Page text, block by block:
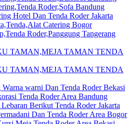
Roder,Sofa Bandung
Hotel Dan Tenda Roder Jakarta
Catering Bogor
Roder,Panggung Tangerang
TAMAN,MEJA TAMAN TENDA
TAMAN,MEJA TAMAN TENDA
Warna warni Dan Tenda Roder Bekasi
Tenda Roder Area Bandung
Berikut Tenda Roder Jakarta
Dan Tenda Roder Area Bogor